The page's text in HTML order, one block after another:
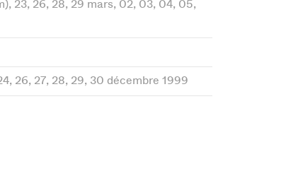
23, 26, 28, 29 mars, 02, 03, 04, 05,
26, 27, 28, 29, 30 décembre 1999